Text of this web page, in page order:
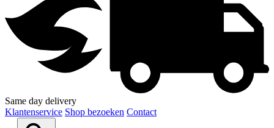
Same day delivery
Klantenservice Shop bezoeken Contact